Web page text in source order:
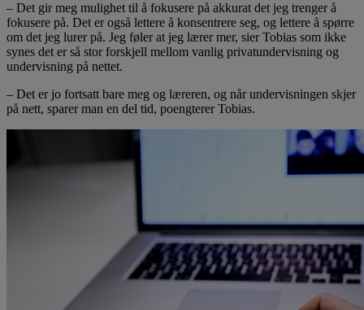
– Det gir meg mulighet til å fokusere på akkurat det jeg trenger å
fokusere på. Det er også lettere å konsentrere seg, og lettere å spørre
om det jeg lurer på. Jeg føler at jeg lærer mer, sier Tobias som ikke
synes det er så stor forskjell mellom vanlig privatundervisning og
undervisning på nettet.
– Det er jo fortsatt bare meg og læreren, og når undervisningen skjer
på nett, sparer man en del tid, poengterer Tobias.